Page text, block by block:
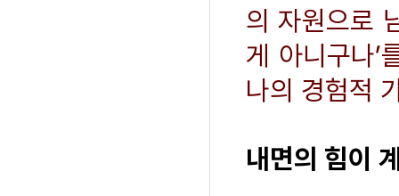
의 자원으로
게 아니구나’
나의 경험적
내면의 힘이